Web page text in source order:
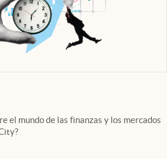
pestaña
el mundo de las finanzas y los mercados